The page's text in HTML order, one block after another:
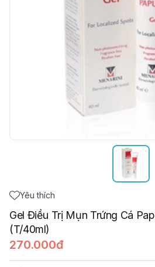
Yêu thích
Gel Điều Trị Mụn Trứng Cá
(T/40ml)
270.000đ